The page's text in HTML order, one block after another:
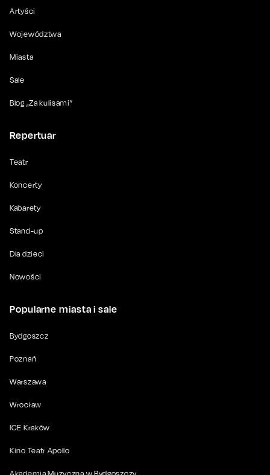
Artyści
Województwa
Miasta
Sale
Blog „Za kulisami”
Repertuar
Teatr
Koncerty
Kabarety
Stand-up
Dla dzieci
Nowości
Popularne miasta i sale
Bydgoszcz
Poznań
Warszawa
Wrocław
ICE Kraków
Kino Teatr Apollo